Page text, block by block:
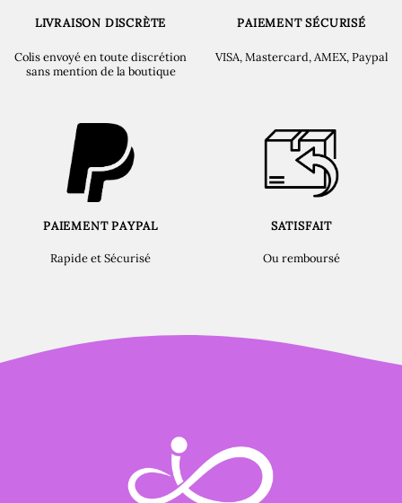
LIVRAISON DISCRÈTE
Colis envoyé en toute discrétion
sans mention de la boutique
PAIEMENT SÉCURISÉ
VISA, Mastercard, AMEX, Paypal
PAIEMENT PAYPAL
Rapide et Sécurisé
SATISFAIT
Ou remboursé